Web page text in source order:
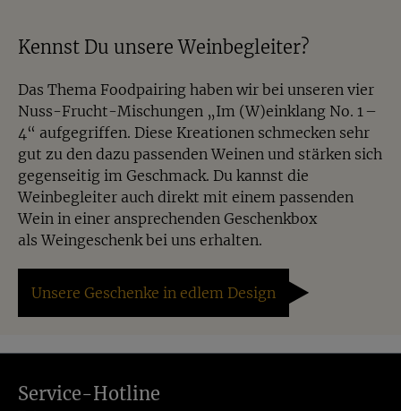
Kennst Du unsere Weinbegleiter?
Das Thema Foodpairing haben wir bei unseren vier
Nuss-Frucht-Mischungen „Im (W)einklang No. 1 –
4“ aufgegriffen. Diese Kreationen schmecken sehr
gut zu den dazu passenden Weinen und stärken sich
gegenseitig im Geschmack. Du kannst die
Weinbegleiter auch direkt mit einem passenden
Wein in einer ansprechenden Geschenkbox
alsWeingeschenkbei uns erhalten.
Unsere Geschenke in edlem Design
Service-Hotline